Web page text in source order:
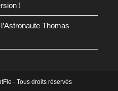
!
Thomas
- Tous droits réservés